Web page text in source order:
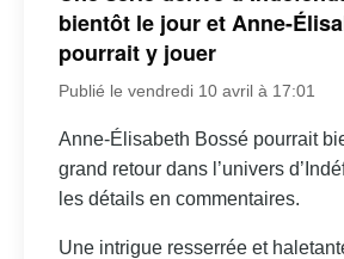
bientôt le jour et Anne-
pourrait y jouer
Publié le vendredi 10 avril à 17:01
Anne-Élisabeth Bossé pourrait
grand retour dans l’univers
les détails en commentaires.
Une intrigue resserrée et